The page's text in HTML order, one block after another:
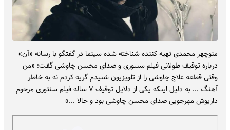
منوچهر محمدی تهیه کننده شناخته شده سینما در گفتگو با رسانه «آن»
درباره توقیف طولانی فیلم سنتوری و صدای محسن چاوشیگفت: «من
وقتی قطعه علاج چاوشی را از تلویزیون شنیدم گریه کردم نه به خاطر
آهنگ ... به دلیل اینکه یکی از دلایل توقیف ۷ ساله فیلم سنتوری مرحوم
داریوش مهرجویی صدای محسن چاوشی بود و حالا ...»